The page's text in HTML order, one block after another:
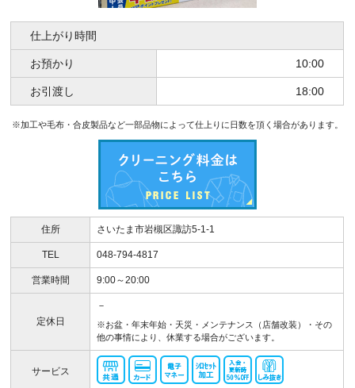
仕上がり時間
お預かり 10:00
お引渡し 18:00
※加工や毛布・合皮製品など一部品物によって仕上りに日数を頂く場合があります。
住所 さいたま市岩槻区諏訪5-1-1
TEL 048-794-4817
営業時間 9:00～20:00
定休日
－
※お盆・年末年始・天災・メンテナンス（店舗改装）・その
他の事情により、休業する場合がございます。
サービス